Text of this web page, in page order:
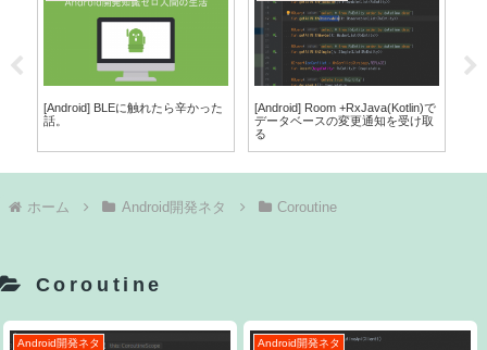
[Android] BLEに触れたら辛かった
話。
[Android] Room +RxJava(Kotlin)で
データベースの変更通知を受け取
る
ホーム Android開発ネタ Coroutine
Coroutine
Android開発ネタ Android開発ネタ